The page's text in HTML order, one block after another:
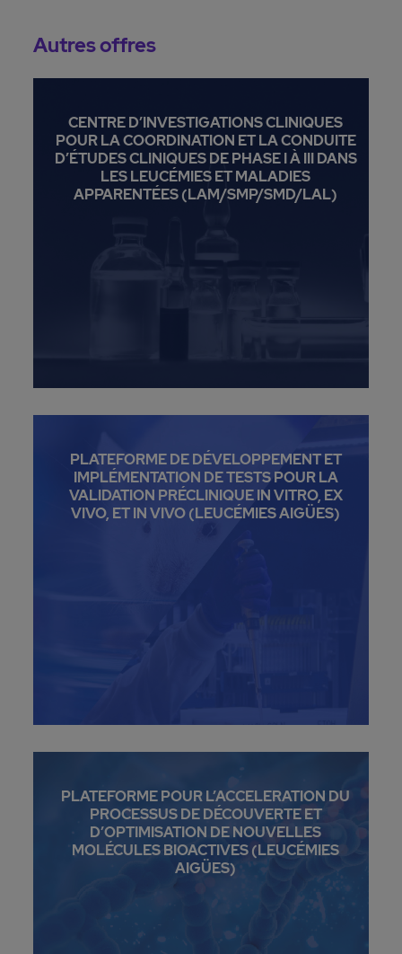
Autres offres
CENTRE D’INVESTIGATIONS CLINIQUES
POUR LA COORDINATION ET LA CONDUITE
D’ÉTUDES CLINIQUES DE PHASE I À III DANS
LES LEUCÉMIES ET MALADIES
APPARENTÉES (LAM/SMP/SMD/LAL)
PLATEFORME DE DÉVELOPPEMENT ET
IMPLÉMENTATION DE TESTS POUR LA
VALIDATION PRÉCLINIQUE IN VITRO, EX
VIVO, ET IN VIVO (LEUCÉMIES AIGÜES)
PLATEFORME POUR L’ACCELERATION DU
PROCESSUS DE DÉCOUVERTE ET
D’OPTIMISATION DE NOUVELLES
MOLÉCULES BIOACTIVES (LEUCÉMIES
AIGÜES)